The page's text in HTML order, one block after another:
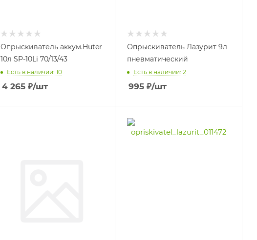
Опрыскиватель аккум.Huter
10л SP-10Li 70/13/43
Есть в наличии: 10
4 265₽/шт
Опрыскиватель Лазурит 9л
пневматический
Есть в наличии: 2
995 ₽/шт